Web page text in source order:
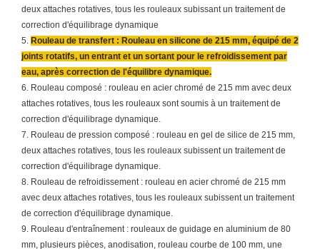
deux attaches rotatives, tous les rouleaux subissant un traitement de
correction d'équilibrage dynamique
5. Rouleau de transfert : Rouleau en silicone de 215 mm, équipé de 2
joints rotatifs, un entrant et un sortant pour le refroidissement par
eau, après correction de l'équilibre dynamique.
6. Rouleau composé : rouleau en acier chromé de 215 mm avec deux
attaches rotatives, tous les rouleaux sont soumis à un traitement de
correction d'équilibrage dynamique.
7. Rouleau de pression composé : rouleau en gel de silice de 215 mm,
deux attaches rotatives, tous les rouleaux subissent un traitement de
correction d'équilibrage dynamique.
8. Rouleau de refroidissement : rouleau en acier chromé de 215 mm
avec deux attaches rotatives, tous les rouleaux subissent un traitement
de correction d'équilibrage dynamique.
9. Rouleau d'entraînement : rouleaux de guidage en aluminium de 80
mm, plusieurs pièces, anodisation, rouleau courbe de 100 mm, une